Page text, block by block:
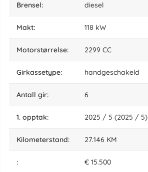
brensel: diesel
makt: 118 kW
motorstørrelse: 2299 CC
girkassetype: handgeschakeld
Antall gir: 6
1. opptak: 2025 / 5 (2025 / 5)
kilometerstand: 27.146 KM
: € 15.500